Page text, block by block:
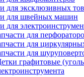
для эксклюзивных
для швейных машин
для
для
для
для
графитовые